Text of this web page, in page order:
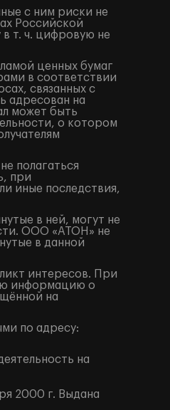
с ним риски не
Российской
т. ч. цифровую не
ценных бумаг
в соответствии
связанных с
адресован на
может быть
о котором
полагаться
при
иные последствия,
в ней, могут не
ООО «АТОН» не
в данной
интересов. При
информацию о
на
по адресу:
на
2000 г. Выдана